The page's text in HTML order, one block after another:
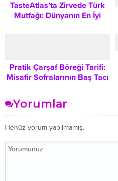
TasteAtlas’ta Zirvede Türk
Mutfağı: Dünyanın En İyi
Pratik Çarşaf Böreği Tarifi:
Misafir Sofralarının Baş Tacı
Yorumlar
Henüz yorum yapılmamış.